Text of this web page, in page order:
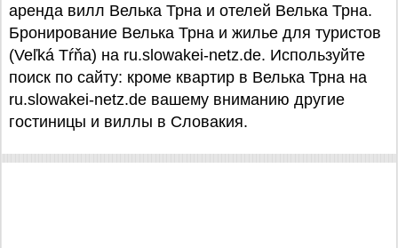
аренда вилл Велька Трна и отелей Велька Трна.
Бронирование Велька Трна и жилье для туристов
(Veľká Tŕňa) на ru.slowakei-netz.de. Используйте
поиск по сайту: кроме квартир в Велька Трна на
ru.slowakei-netz.de вашему вниманию другие
гостиницы и виллы в Словакия.